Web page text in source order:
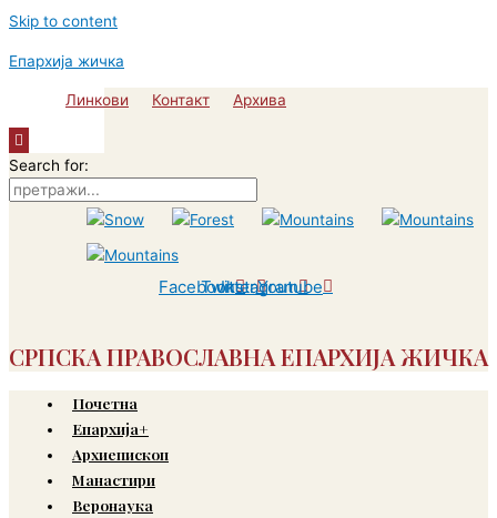
Skip to content
Епархија жичка
Линкови Контакт Архива
Hamburger
Toggle
Menu
Search for:
Facebook
Twitter
Instagram
Youtube
СРПСКА ПРАВОСЛАВНА ЕПАРХИЈА ЖИЧКА
Почетна
Епархија+
Архиепископ
Манастири
Веронаука